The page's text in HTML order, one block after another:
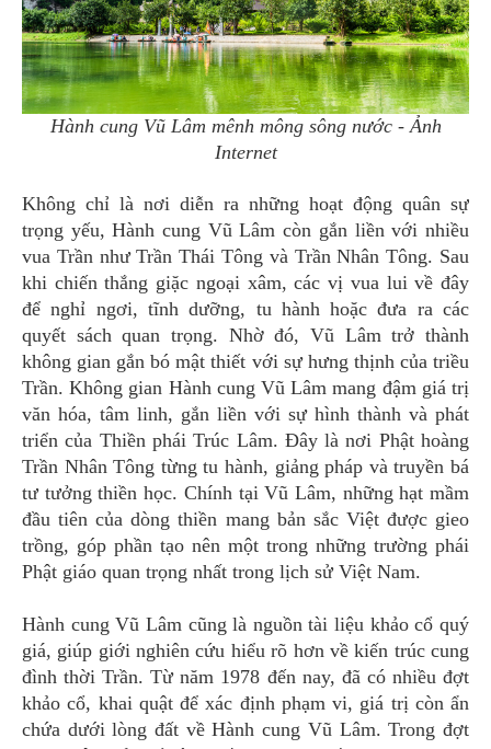
Hành cung Vũ Lâm mênh mông sông nước - Ảnh
Internet
Không chỉ là nơi diễn ra những hoạt động quân sự
trọng yếu, Hành cung Vũ Lâm còn gắn liền với nhiều
vua Trần như Trần Thái Tông và Trần Nhân Tông. Sau
khi chiến thắng giặc ngoại xâm, các vị vua lui về đây
để nghỉ ngơi, tĩnh dưỡng, tu hành hoặc đưa ra các
quyết sách quan trọng. Nhờ đó, Vũ Lâm trở thành
không gian gắn bó mật thiết với sự hưng thịnh của triều
Trần. Không gian Hành cung Vũ Lâm mang đậm giá trị
văn hóa, tâm linh, gắn liền với sự hình thành và phát
triển của Thiền phái Trúc Lâm. Đây là nơi Phật hoàng
Trần Nhân Tông từng tu hành, giảng pháp và truyền bá
tư tưởng thiền học. Chính tại Vũ Lâm, những hạt mầm
đầu tiên của dòng thiền mang bản sắc Việt được gieo
trồng, góp phần tạo nên một trong những trường phái
Phật giáo quan trọng nhất trong lịch sử Việt Nam.
Hành cung Vũ Lâm cũng là nguồn tài liệu khảo cổ quý
giá, giúp giới nghiên cứu hiểu rõ hơn về kiến trúc cung
đình thời Trần. Từ năm 1978 đến nay, đã có nhiều đợt
khảo cổ, khai quật để xác định phạm vi, giá trị còn ẩn
chứa dưới lòng đất về Hành cung Vũ Lâm. Trong đợt